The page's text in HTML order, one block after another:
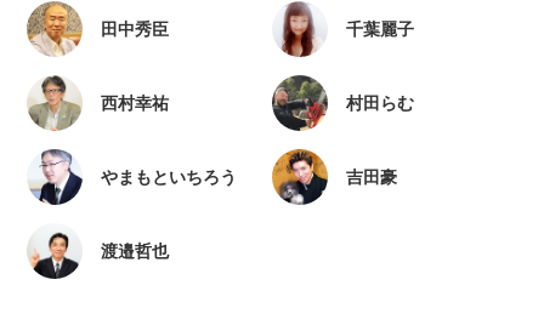
田中秀臣 千葉麗子
西村幸祐 村田らむ
やまもといちろう 吉田豪
渡邉哲也